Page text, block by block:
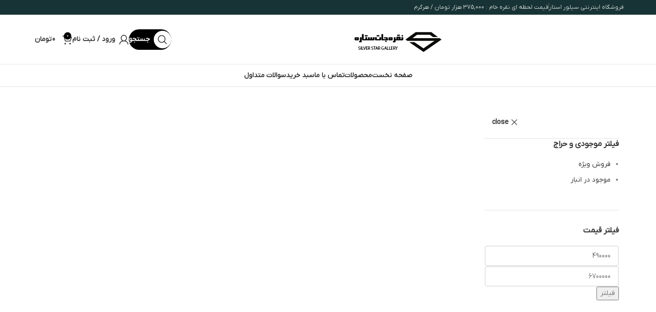
فروشگاه اینترنتی سیلور استار قیمت لحظه ای نقره خام : 375,000 هزار تومان / هرگرم
جستجو ورود / ثبت نام 0
0تومان
صفحه نخستمحصولاتتماس با ماسبد خریدسوالات متداول
close
فیلتر موجودی و حراج
فروش ویژه
موجود در انبار
فیلتر قیمت
فیلتر